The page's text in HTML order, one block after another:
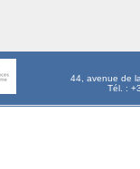
44, avenue de
Tél. :